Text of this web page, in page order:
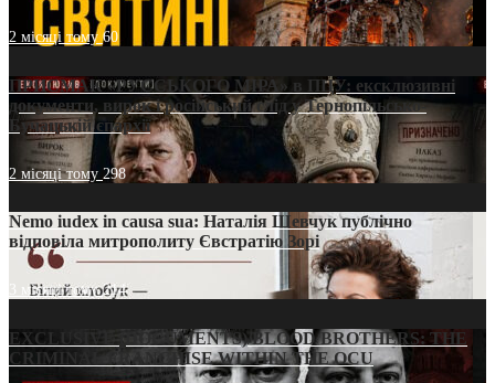
2 місяці тому60
ПРИСМАК «РУССЬКОГО МІРА» в ПЦУ: ексклюзивні
документи, вирок і російський слід у Тернопільсько-
Бучацькій єпархії
2 місяці тому 298
Nemo iudex in causa sua: Наталія Шевчук публічно
відповіла митрополиту Євстратію Зорі
3 місяці тому214
EXCLUSIVE (DOCUMENTS)/BLOOD BROTHERS: THE
CRIMINAL FRANCHISE WITHIN THE OCU